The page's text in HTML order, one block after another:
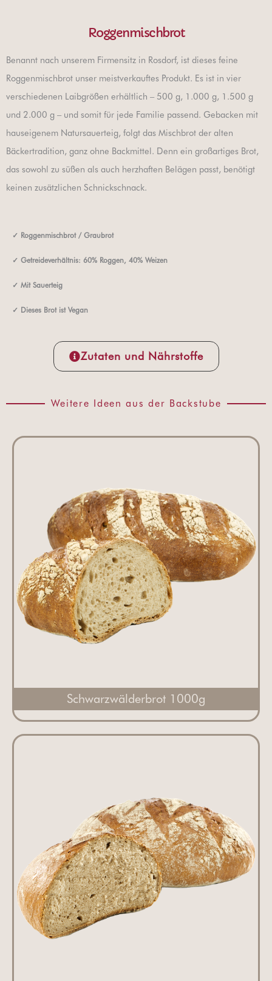
Roggenmischbrot
Benannt nach unserem Firmensitz in Rosdorf, ist dieses feine
Roggenmischbrot unser meistverkauftes Produkt. Es ist in vier
verschiedenen Laibgrößen erhältlich – 500 g, 1.000 g, 1.500 g
und 2.000 g – und somit für jede Familie passend. Gebacken mit
hauseigenem Natursauerteig, folgt das Mischbrot der alten
Bäckertradition, ganz ohne Backmittel. Denn ein großartiges Brot,
das sowohl zu süßen als auch herzhaften Belägen passt, benötigt
keinen zusätzlichen Schnickschnack.
✓ Roggenmischbrot / Graubrot
✓ Getreideverhältnis: 60% Roggen, 40% Weizen
✓ Mit Sauerteig
✓ Dieses Brot ist Vegan
Zutaten und Nährstoffe
Weitere Ideen aus der Backstube
Schwarzwälderbrot 1000g